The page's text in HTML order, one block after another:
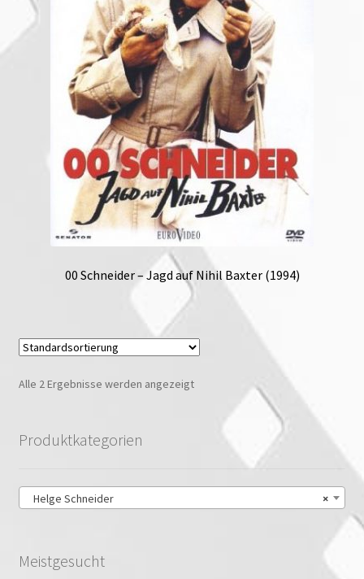
00 Schneider – Jagd auf Nihil Baxter (1994)
Alle 2 Ergebnisse werden angezeigt
Produktkategorien
×
Helge Schneider
Meistgesucht